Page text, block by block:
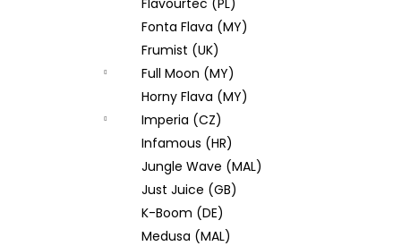
Flavourtec (PL)
Fonta Flava (MY)
Frumist (UK)
Full Moon (MY)
Horny Flava (MY)
Imperia (CZ)
Infamous (HR)
Jungle Wave (MAL)
Just Juice (GB)
K-Boom (DE)
Medusa (MAL)